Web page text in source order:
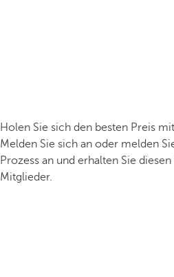
Holen Sie sich den besten Preis
Melden Sie sich an oder melden
Prozess an und erhalten Sie
Mitglieder.